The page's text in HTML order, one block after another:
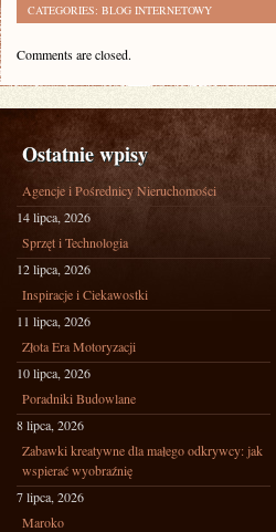
CATEGORIES: BLOG INTERNETOWY
Comments are closed.
Ostatnie wpisy
Agencje i Pośrednicy Nieruchomości
14 lipca, 2026
Sprzęt i Technologia
12 lipca, 2026
Inspiracje i Ciekawostki
11 lipca, 2026
Złota Era Motoryzacji
10 lipca, 2026
Poradniki Budowlane
8 lipca, 2026
Zabawki kreatywne dla małego odkrywcy: jak
wspierać wyobraźnię
7 lipca, 2026
Maroko